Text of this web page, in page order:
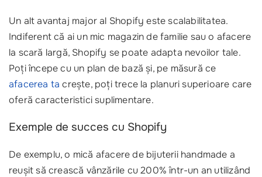
Un alt avantaj major al Shopify este scalabilitatea.
Indiferent că ai un mic magazin de familie sau o afacere
la scară largă, Shopify se poate adapta nevoilor tale.
Poți începe cu un plan de bază și, pe măsură ce
afacerea ta crește, poți trece la planuri superioare care
oferă caracteristici suplimentare.
Exemple de succes cu Shopify
De exemplu, o mică afacere de bijuterii handmade a
reușit să crească vânzările cu 200% într-un an utilizând